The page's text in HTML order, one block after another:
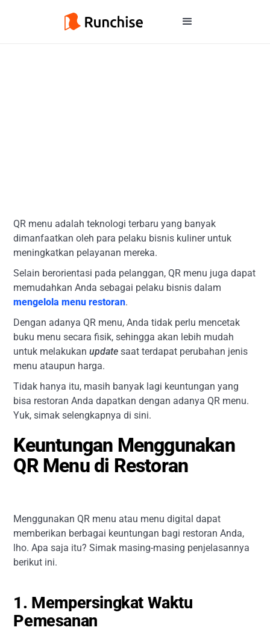
QR menu adalah teknologi terbaru yang banyak
dimanfaatkan oleh para pelaku bisnis kuliner untuk
meningkatkan pelayanan mereka.
Selain berorientasi pada pelanggan, QR menu juga dapat
memudahkan Anda sebagai pelaku bisnis dalam
mengelola menu restoran.
Dengan adanya QR menu, Anda tidak perlu mencetak
buku menu secara fisik, sehingga akan lebih mudah
untuk melakukanupdatesaat terdapat perubahan jenis
menu ataupun harga.
Tidak hanya itu, masih banyak lagi keuntungan yang
bisa restoran Anda dapatkan dengan adanya QR menu.
Yuk, simak selengkapnya di sini.
Keuntungan Menggunakan
QR Menu di Restoran
Menggunakan QR menu atau menu digital dapat
memberikan berbagai keuntungan bagi restoran Anda,
lho. Apa saja itu? Simak masing-masing penjelasannya
berikut ini.
1. Mempersingkat Waktu
Pemesanan